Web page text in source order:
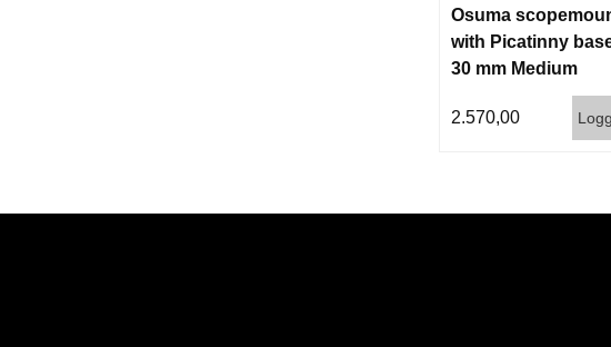
Osuma
with Picatinny
30 mm Medium
2.570,00